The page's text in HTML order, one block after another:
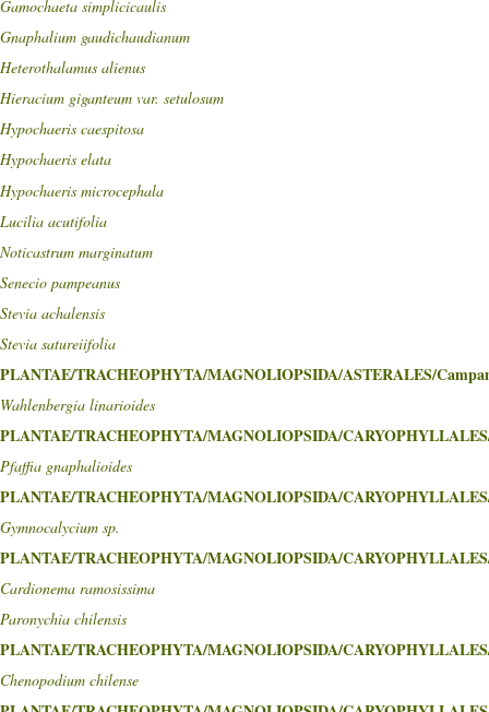
Gamochaeta simplicicaulis
Gnaphalium gaudichaudianum
Heterothalamus alienus
Hieracium giganteum var. setulosum
Hypochaeris caespitosa
Hypochaeris elata
Hypochaeris microcephala
Lucilia acutifolia
Noticastrum marginatum
Senecio pampeanus
Stevia achalensis
Stevia satureiifolia
PLANTAE/TRACHEOPHYTA/MAGNOLIOPSIDA/ASTERALES/
Wahlenbergia linarioides
PLANTAE/TRACHEOPHYTA/MAGNOLIOPSIDA/
Pfaffia gnaphalioides
PLANTAE/TRACHEOPHYTA/MAGNOLIOPSIDA/
Gymnocalycium sp.
PLANTAE/TRACHEOPHYTA/MAGNOLIOPSIDA/
Cardionema ramosissima
Paronychia chilensis
PLANTAE/TRACHEOPHYTA/MAGNOLIOPSIDA/
Chenopodium chilense